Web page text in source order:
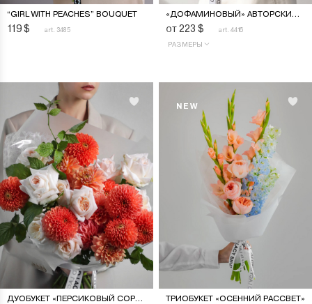
“GIRL WITH PEACHES” BOUQUET
119$ art. 3485
«ДОФАМИНОВЫЙ» АВТОРСКИЙ БУКЕТ
от 223 $ art. 4416
РАЗМЕРЫ
ДУОБУКЕТ «ПЕРСИКОВЫЙ СОРБЕТ»
NEW
ТРИОБУКЕТ «ОСЕННИЙ РАССВЕТ»